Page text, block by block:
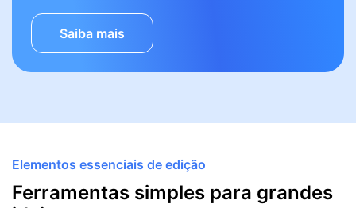
Saiba mais
Elementos essenciais de edição
Ferramentas simples para grandes